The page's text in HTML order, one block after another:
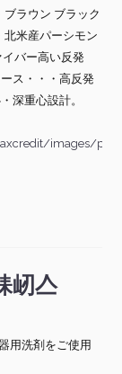
ラウン ブラック
米産パーシモン
バー高い反発
ス・・・高反発
深重心設計。
images/
屻亼
用洗剤をご使用